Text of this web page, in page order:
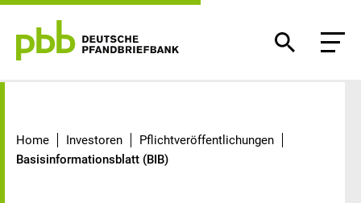
Home Investoren
Pflichtveröffentlichungen
Basisinformationsblatt (BIB)